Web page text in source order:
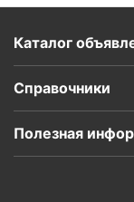
Каталог
Справочники
Полезная